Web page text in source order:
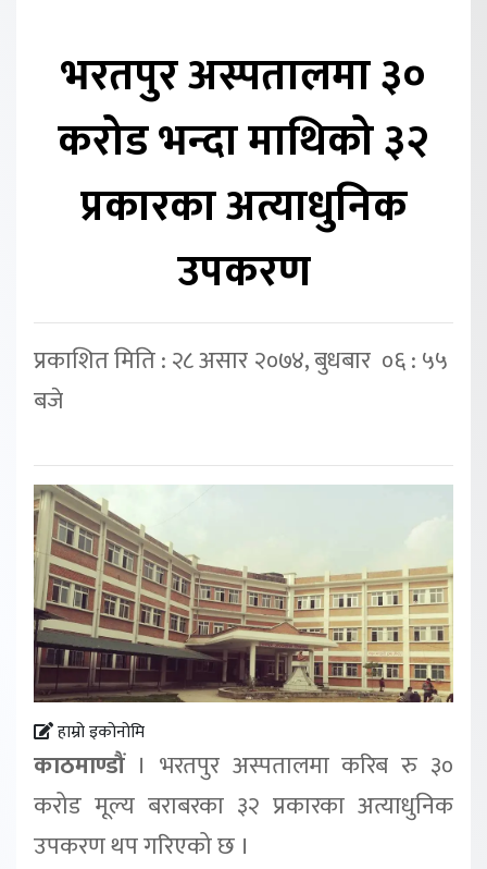
भरतपुर अस्पतालमा ३०
करोड भन्दा माथिको ३२
प्रकारका अत्याधुनिक
उपकरण
प्रकाशित मिति : २८ असार २०७४, बुधबार ०६ : ५५
बजे
हाम्रो इकोनोमि
काठमाण्डौं। भरतपुर अस्पतालमा करिब रु ३०
करोड मूल्य बराबरका ३२ प्रकारका अत्याधुनिक
उपकरण थप गरिएको छ ।